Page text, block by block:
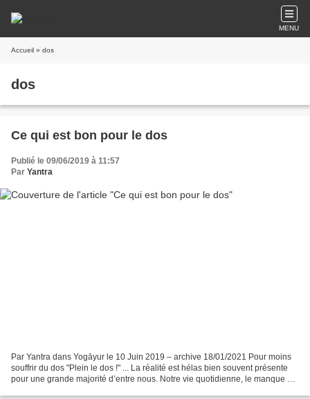
MENU
Accueil » dos
dos
Ce qui est bon pour le dos
Publié le 09/06/2019 à 11:57
Par Yantra
Par Yantra dans Yogāyur le 10 Juin 2019 – archive 18/01/2021 Pour moins
souffrir du dos "Plein le dos !" ... La réalité est hélas bien souvent présente
pour une grande majorité d’entre nous. Notre vie quotidienne, le manque de